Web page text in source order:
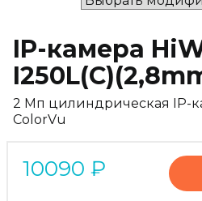
IP-камера
2 Мп цилиндрическая IP-
ColorVu
10090 ₽